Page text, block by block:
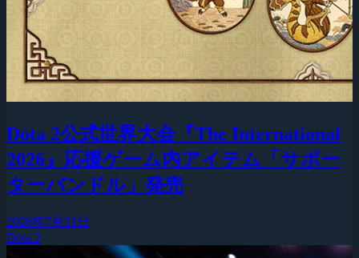
Dota 2公式世界大会『The International
2026』応援ゲーム内アイテム「サポー
ターバンドル」発売
2026年7月31日
Dota 2